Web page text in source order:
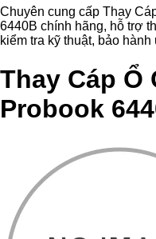
Chuyên cung cấp Thay
6440B chính hãng, hỗ trợ
kiểm tra kỹ thuật, bảo
Thay Cáp Ổ
Probook